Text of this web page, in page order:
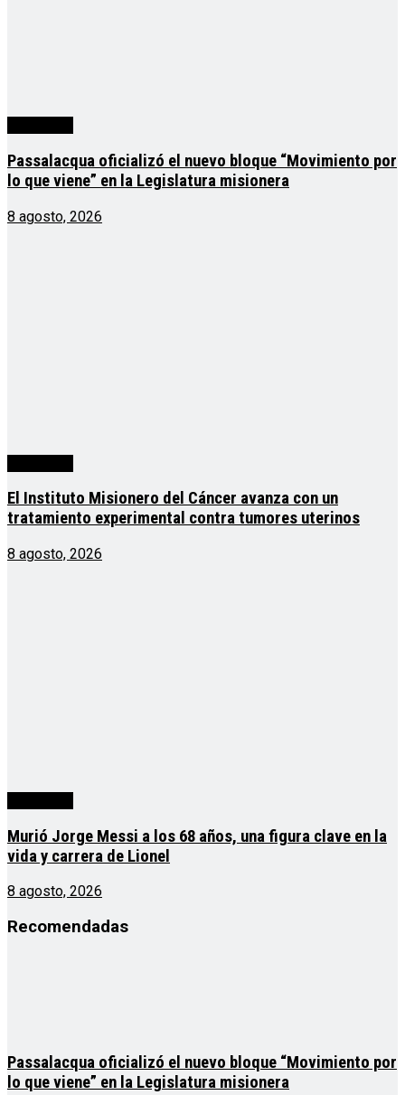
Passalacqua oficializó el nuevo bloque “Movimiento por
lo que viene” en la Legislatura misionera
8 agosto, 2026
El Instituto Misionero del Cáncer avanza con un
tratamiento experimental contra tumores uterinos
8 agosto, 2026
Murió Jorge Messi a los 68 años, una figura clave en la
vida y carrera de Lionel
8 agosto, 2026
Recomendadas
Passalacqua oficializó el nuevo bloque “Movimiento por
lo que viene” en la Legislatura misionera